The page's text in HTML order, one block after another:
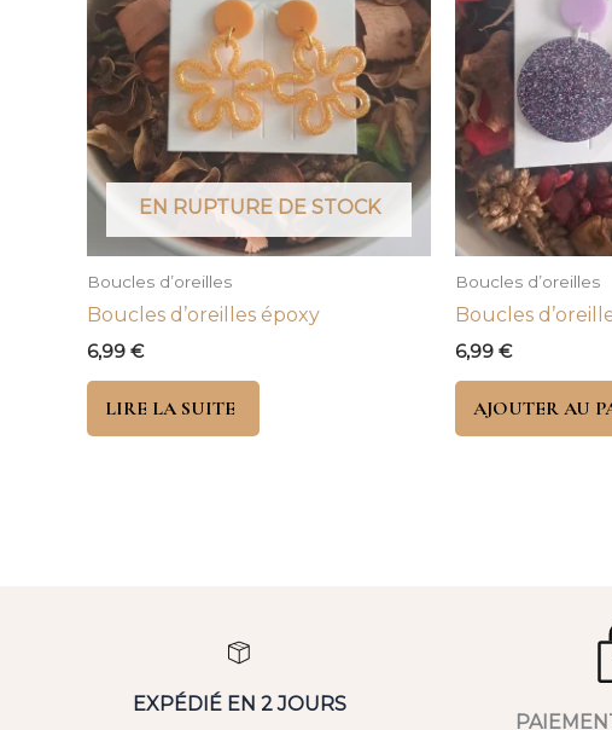
EN RUPTURE DE STOCK
Boucles d’oreilles
Boucles d’oreilles époxy
6,99 €
LIRE LA SUITE
Boucles d’oreilles
Boucles
6,99 €
AJOUTER AU
EXPÉDIÉ EN 2 JOURS